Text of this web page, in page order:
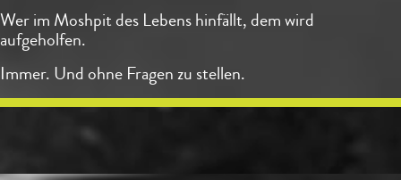
Wer im Moshpit des Lebens hinfällt, dem wird
aufgeholfen.
Immer. Und ohne Fragen zu stellen.